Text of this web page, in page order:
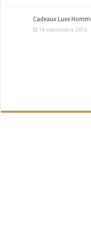
Cadeaux Luxe
14 septembre 2016